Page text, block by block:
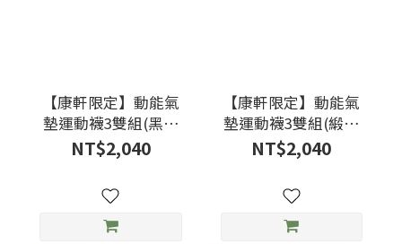
【康軒限定】動能氣
墊運動襪3雙組(黑色
+粉橘)
NT$2,040
【康軒限定】動能氣
墊運動襪3雙組(緞染
黑灰+緞染藏青)
NT$2,040